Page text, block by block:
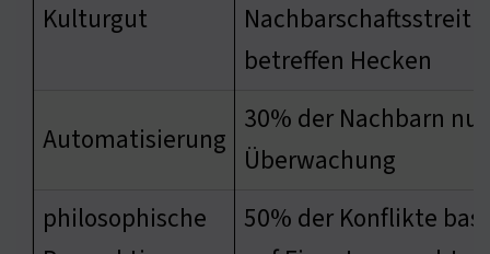
Kulturgut
betreffen Hecken
Automatisierung
30% der Nachbarn
Überwachung
philosophische
50% der Konflikte